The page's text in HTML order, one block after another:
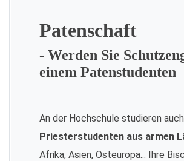
Patenschaft
- Werden Sie
einem Patenstudenten
An der Hochschule studieren auch
Priesterstudenten aus armen
Afrika, Asien, Osteuropa... Ihre